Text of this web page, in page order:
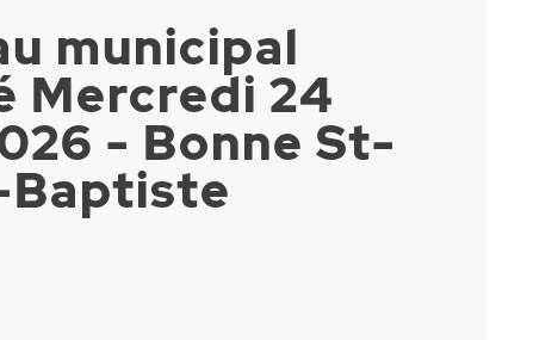
municipal
Mercredi 24
- Bonne St-